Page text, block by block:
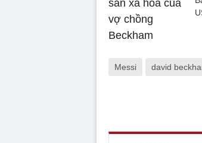
Messi david